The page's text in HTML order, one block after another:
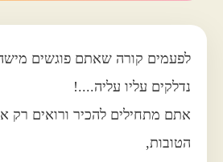
לפעמים קורה שאתם פוגשים
נדלקים עליו עליה....!
אתם מתחילים להכיר ורואים רק
הטובות,